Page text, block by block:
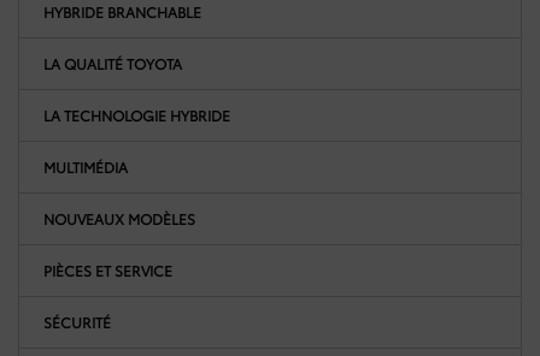
HYBRIDE BRANCHABLE
LA QUALITÉ TOYOTA
LA TECHNOLOGIE HYBRIDE
MULTIMÉDIA
NOUVEAUX MODÈLES
PIÈCES ET SERVICE
SÉCURITÉ